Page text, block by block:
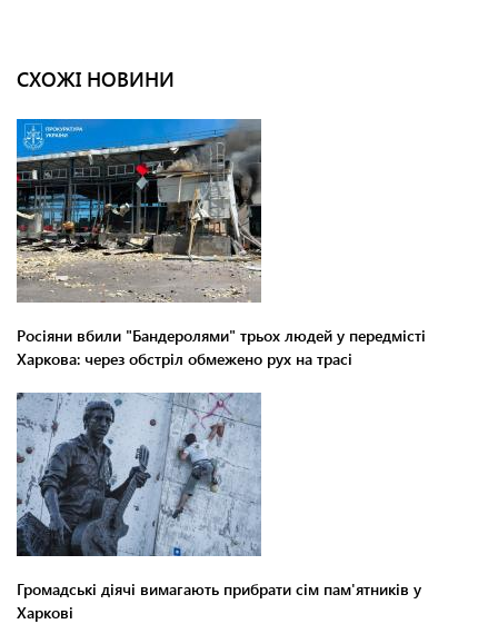
СХОЖІ НОВИНИ
Росіяни вбили "Бандеролями" трьох людей у передмісті
Харкова: через обстріл обмежено рух на трасі
Громадські діячі вимагають прибрати сім пам'ятників у
Харкові